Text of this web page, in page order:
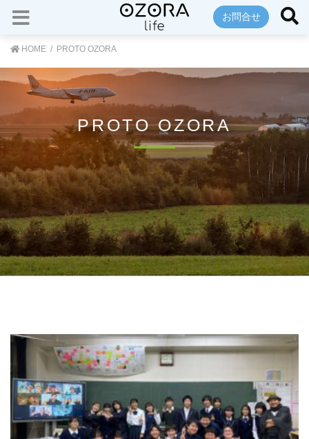
お問合せ
HOME PROTO OZORA
PROTO OZORA